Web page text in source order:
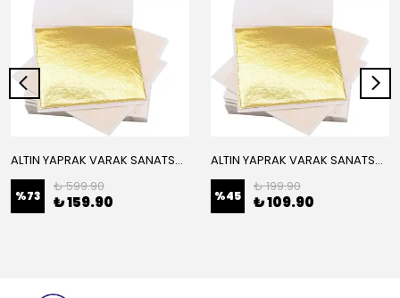
ALTIN YAPRAK VARAK SANATSAL BÜYÜK BOY FOLYO EPOKSİ REÇİNE NAİL ART 16 ADET 14X14 CM ALTIN RENK
%73
₺ 599.90
₺ 159.90
ALTIN YAPRAK VARAK SANATSAL BÜYÜK BOY FOLYO EPOKSİ REÇİNE NAİL ART 8 ADET ALTIN RENK 14X14 CM
%45
₺ 199.90
₺ 109.90